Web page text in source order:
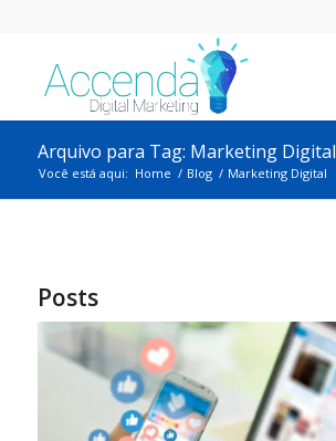
Arquivo para Tag: Marketing Digital
Você está aqui: Home / Blog / Marketing Digital
Posts